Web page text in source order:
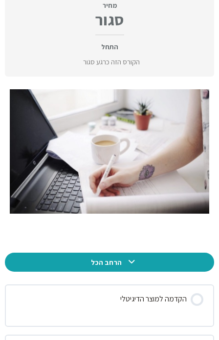
מחיר
סגור
התחל
הקורס הזה כרגע סגור
הרחב הכל
הקדמה למוצר הדיגיטלי